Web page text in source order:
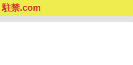
駐禁.com